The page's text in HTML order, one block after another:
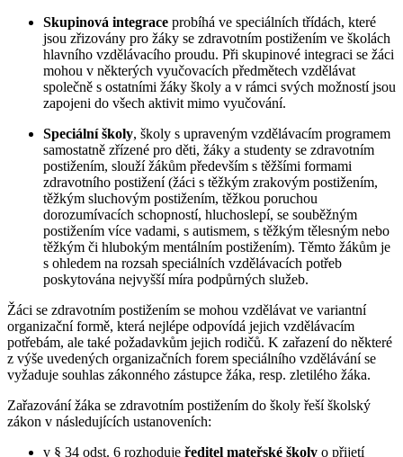
Skupinová integrace probíhá ve speciálních třídách, které
jsou zřizovány pro žáky se zdravotním postižením ve školách
hlavního vzdělávacího proudu. Při skupinové integraci se žáci
mohou v některých vyučovacích předmětech vzdělávat
společně s ostatními žáky školy a v rámci svých možností jsou
zapojeni do všech aktivit mimo vyučování.
Speciální školy, školy s upraveným vzdělávacím programem
samostatně zřízené pro děti, žáky a studenty se zdravotním
postižením, slouží žákům především s těžšími formami
zdravotního postižení (žáci s těžkým zrakovým postižením,
těžkým sluchovým postižením, těžkou poruchou
dorozumívacích schopností, hluchoslepí, se souběžným
postižením více vadami, s autismem, s těžkým tělesným nebo
těžkým či hlubokým mentálním postižením). Těmto žákům je
s ohledem na rozsah speciálních vzdělávacích potřeb
poskytována nejvyšší míra podpůrných služeb.
Žáci se zdravotním postižením se mohou vzdělávat ve variantní
organizační formě, která nejlépe odpovídá jejich vzdělávacím
potřebám, ale také požadavkům jejich rodičů. K zařazení do některé
z výše uvedených organizačních forem speciálního vzdělávání se
vyžaduje souhlas zákonného zástupce žáka, resp. zletilého žáka.
Zařazování žáka se zdravotním postižením do školy řeší školský
zákon v následujících ustanoveních:
v § 34 odst. 6 rozhoduje ředitel mateřské školy o přijetí